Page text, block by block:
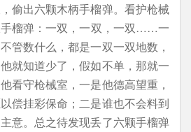
偷出六颗木柄手榴弹。看护枪械
榴弹：一双，一双，一双……一
管数什么，都是一双一双地数，
就知道少了，假如不单，那就一
看守枪械室，一是他德高望重，
偿挂彩保命；二是谁也不会料到
意。总之待发现丢了六颗手榴弹